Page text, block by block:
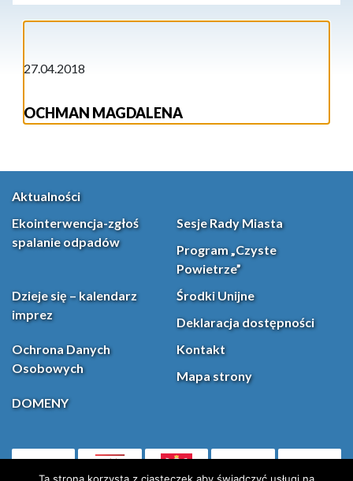
27.04.2018
OCHMAN MAGDALENA
Aktualności
Ekointerwencja-zgłoś
spalanie odpadów
Sesje Rady Miasta
Program „Czyste
Powietrze”
Dzieje się – kalendarz
imprez
Środki Unijne
Deklaracja dostępności
Ochrona Danych
Osobowych
Kontakt
Mapa strony
DOMENY